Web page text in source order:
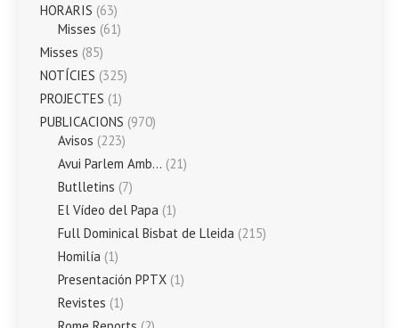
HORARIS (63)
Misses (61)
Misses (85)
NOTÍCIES (325)
PROJECTES (1)
PUBLICACIONS (970)
Avisos (223)
Avui Parlem Amb… (21)
Butlletins (7)
El Vídeo del Papa (1)
Full Dominical Bisbat de Lleida (215)
Homilía (1)
Presentación PPTX (1)
Revistes (1)